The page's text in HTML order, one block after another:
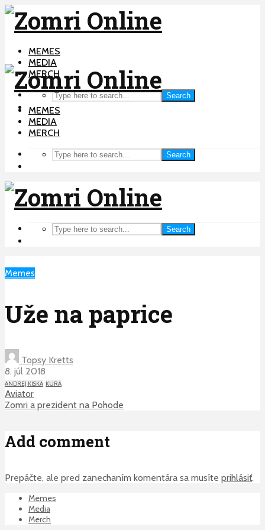
MEMES
MEDIA
MERCH
Search
MEMES
MEDIA
MERCH
Search
Search
Memes
Uže na paprice
Topsy Kretts
8. júl 2018
ANDREJ KISKA KURA
Aviator
Zomri a prezident na Pohode
Add comment
Prepáčte, ale pred zanechaním komentára sa musíte prihlásiť.
Memes
Media
Merch